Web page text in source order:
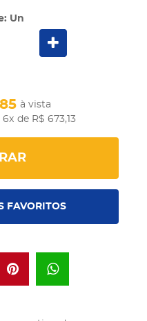
Un
à vista
6x de R$ 673,13
FAVORITOS